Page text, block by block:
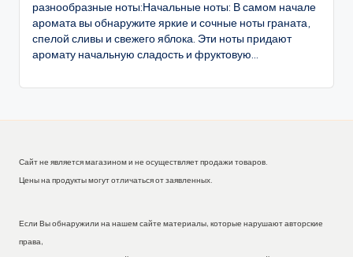
разнообразные ноты:Начальные ноты: В самом начале
аромата вы обнаружите яркие и сочные ноты граната,
спелой сливы и свежего яблока. Эти ноты придают
аромату начальную сладость и фруктовую...
Сайт не является магазином и не осуществляет продажи товаров.
Цены на продукты могут отличаться от заявленных.
Если Вы обнаружили на нашем сайте материалы, которые нарушают авторские
права,